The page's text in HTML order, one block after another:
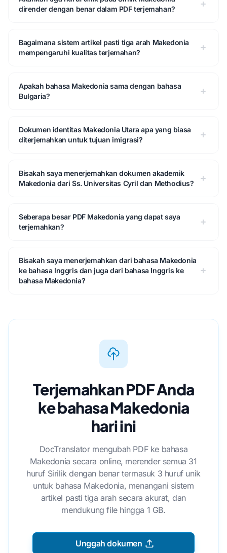
dirender dengan benar dalam PDF terjemahan?
Bagaimana sistem artikel pasti tiga arah Makedonia
mempengaruhi kualitas terjemahan?
Apakah bahasa Makedonia sama dengan bahasa
Bulgaria?
Dokumen identitas Makedonia Utara apa yang biasa
diterjemahkan untuk tujuan imigrasi?
Bisakah saya menerjemahkan dokumen akademik
Makedonia dari Ss. Universitas Cyril dan Methodius?
Seberapa besar PDF Makedonia yang dapat saya
terjemahkan?
Bisakah saya menerjemahkan dari bahasa Makedonia
ke bahasa Inggris dan juga dari bahasa Inggris ke
bahasa Makedonia?
Terjemahkan PDF Anda
ke bahasa Makedonia
hari ini
DocTranslator mengubah PDF ke bahasa
Makedonia secara online, merender semua 31
huruf Sirilik dengan benar termasuk 3 huruf unik
untuk bahasa Makedonia, menangani sistem
artikel pasti tiga arah secara akurat, dan
mendukung file hingga 1 GB.
Unggah dokumen